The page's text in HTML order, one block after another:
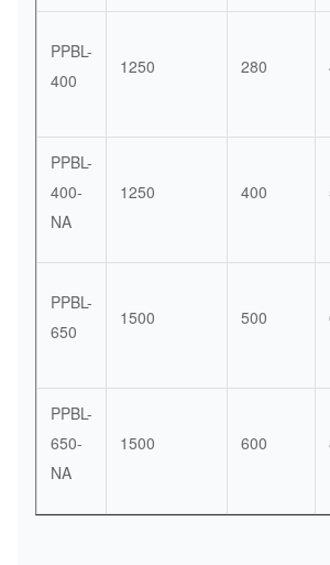
PPBL-
400
1250 280
PPBL-
400-
NA
1250 400
PPBL-
650
1500 500
PPBL-
650-
NA
1500 600